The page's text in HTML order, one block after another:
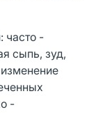
часто -
сыпь, зуд,
-